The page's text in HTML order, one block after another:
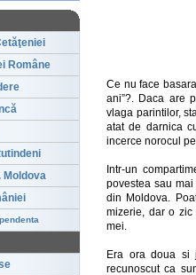
Române
Moldova
Ce nu face
ani”?. Daca are
vlaga parintilor,
atat de darnica
incerce norocul
Intr-un
povestea sau
din Moldova.
mizerie, dar o
mei.
Era ora doua si
recunoscut ca